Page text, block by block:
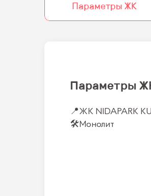
Параметры ЖК
Параметры
📍ЖК NIDAPARK
🛠Монолит